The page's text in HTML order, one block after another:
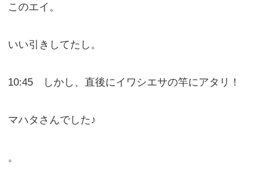
このエイ。
いい引きしてたし。
10:45 しかし、直後にイワシエサの竿にアタリ！
マハタさんでした♪
。